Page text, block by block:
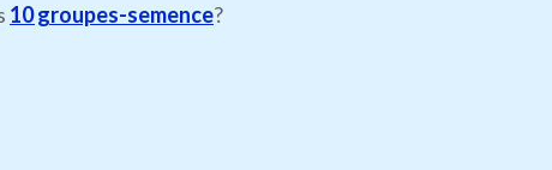
10 groupes-semence?